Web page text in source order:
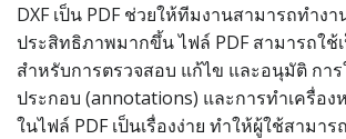
DXF เป็น PDF ช่วยให้ทีมงานสามารถทำง
ประสิทธิภาพมากขึ้น ไฟล์ PDF สามารถใช้
สำหรับการตรวจสอบ แก้ไข และอนุมัติ กา
ประกอบ (annotations) และการทำเครื่อง
ในไฟล์ PDF เป็นเรื่องง่าย ทำให้ผู้ใช้สามา